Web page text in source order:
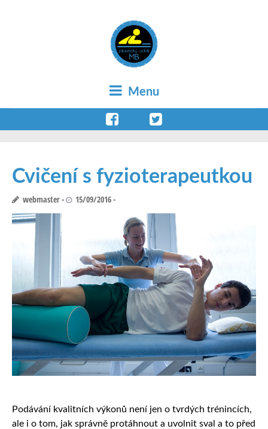
Menu
Cvičení s fyzioterapeutkou
webmaster 15/09/2016
Podávání kvalitních výkonů není jen o tvrdých trénincích,
ale i o tom, jak správně protáhnout a uvolnit sval a to před